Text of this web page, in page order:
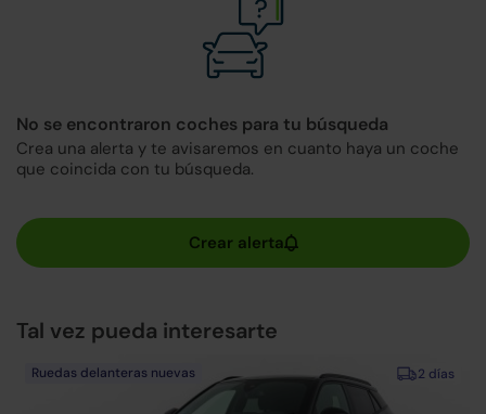
No se encontraron coches para tu búsqueda
Crea una alerta y te avisaremos en cuanto haya un coche
que coincida con tu búsqueda.
Tal vez pueda interesarte
2 días
Ruedas delanteras nuevas